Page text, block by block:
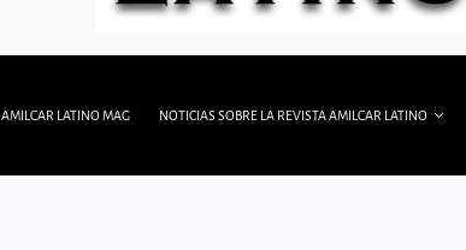
AMILCAR LATINO MAG NOTICIAS SOBRE LA REVISTA AMILCAR LATINO